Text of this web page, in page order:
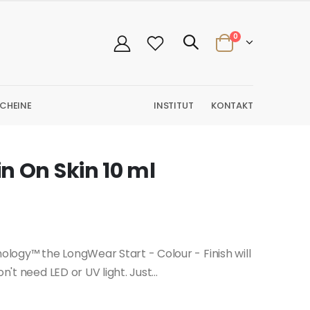
0
KONTAKT
INSTITUT
On Skin 10 ml
the LongWear Start - Colour - Finish will
need LED or UV light. Just...